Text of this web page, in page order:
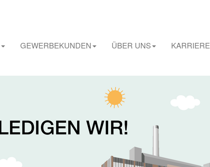
GEWERBEKUNDEN ÜBER UNS KARRIERE